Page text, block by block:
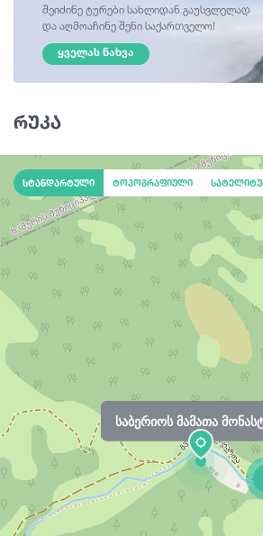
შეიძინე ტურები სახლიდან გაუსვლელად
და აღმოაჩინე შენი საქართველო!
ᲧᲕᲔᲚᲐᲡ ᲜᲐᲮᲕᲐ
რუკა
საბერიოს მამათა
სტანდარტული ტოპოგრაფიული